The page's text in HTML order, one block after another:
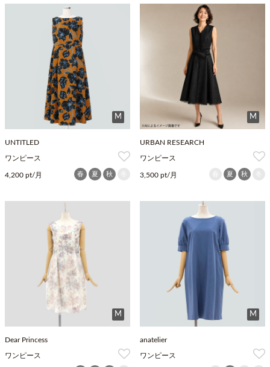
M
UNTITLED
ワンピース
4,200 pt/月 春 夏 秋
M
URBAN RESEARCH
ワンピース
3,500 pt/月 夏 秋
M
Dear Princess
ワンピース
M
anatelier
ワンピース